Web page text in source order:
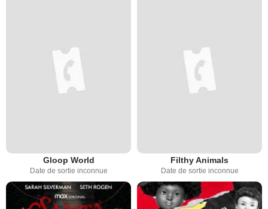
Gloop World
Date de sortie inconnue
Filthy Animals
Date de sortie inconnue